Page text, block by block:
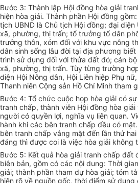
Bước 3: Thành lập Hội đồng hòa giải
hiện hòa giải. Thành phần Hội đồng
tịch UBND là Chủ tịch Hội đồng; đại
xã, phường, thị trấn; tổ trưởng tổ dân
trưởng thôn, xóm đối với khu vực nông
dân sinh sống lâu đời tại địa phương
trình sử dụng đối với thửa đất đó; cán
xã, phường, thị trấn. Tùy từng trường
diện Hội Nông dân, Hội Liên hiệp Phụ
Thanh niên Cộng sản Hồ Chí Minh tham
Bước 4: Tổ chức cuộc họp hòa giải có
tranh chấp, thành viên Hội đồng hòa
người có quyền lợi, nghĩa vụ liên quan.
hành khi các bên tranh chấp đều có
bên tranh chấp vắng mặt đến lần thứ
đáng thì được coi là việc hòa giải không
Bước 5: Kết quả hòa giải tranh chấp đất
biên bản, gồm có các nội dung: Thời
giải; thành phần tham dự hòa giải; tóm
hiện rõ về nguồn gốc, thời điểm sử